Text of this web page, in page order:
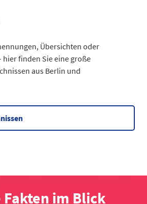
Berlin
Übersichten oder
hier finden Sie eine große
aus Berlin und
im Blick